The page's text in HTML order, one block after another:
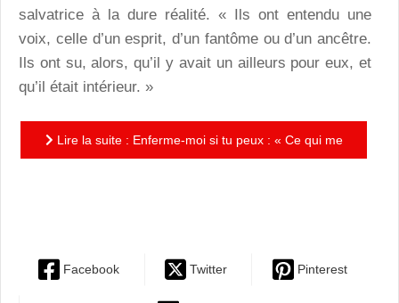
salvatrice à la dure réalité. « Ils ont entendu une
voix, celle d’un esprit, d’un fantôme ou d’un ancêtre.
Ils ont su, alors, qu’il y avait un ailleurs pour eux, et
qu’il était intérieur. »
Lire la suite : Enferme-moi si tu peux : « Ce qui me
Facebook Twitter Pinterest